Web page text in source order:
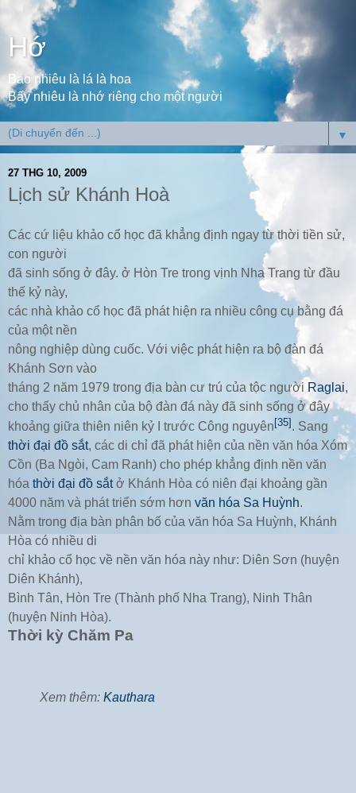
Hớ
Bao nhiêu là lá là hoa
Bấy nhiêu là nhớ riêng cho một người
▼
27 THG 10, 2009
Lịch sử Khánh Hoà
Các cứ liệu khảo cổ học đã khẳng định ngay từ thời tiền sử,
con người
đã sinh sống ở đây. ở Hòn Tre trong vịnh Nha Trang từ đầu
thế kỷ này,
các nhà khảo cổ học đã phát hiện ra nhiều công cụ bằng đá
của một nền
nông nghiệp dùng cuốc. Với việc phát hiện ra bộ đàn đá
Khánh Sơn vào
tháng 2 năm 1979 trong địa bàn cư trú của tộc người Raglai,
cho thấy chủ nhân của bộ đàn đá này đã sinh sống ở đây
khoảng giữa thiên niên kỷ I trước Công nguyên [35] . Sang
thời đại đồ sắt, các di chỉ đã phát hiện của nền văn hóa Xóm
Cồn (Ba Ngòi, Cam Ranh) cho phép khẳng định nền văn
hóa thời đại đồ sắtở Khánh Hòa có niên đại khoảng gần
4000 năm và phát triển sớm hơn văn hóa Sa Huỳnh.
Nằm trong địa bàn phân bố của văn hóa Sa Huỳnh, Khánh
Hòa có nhiều di
chỉ khảo cổ học về nền văn hóa này như: Diên Sơn (huyện
Diên Khánh),
Bình Tân, Hòn Tre (Thành phố Nha Trang), Ninh Thân
(huyện Ninh Hòa).
Thời kỳ Chăm Pa
Xem thêm: Kauthara